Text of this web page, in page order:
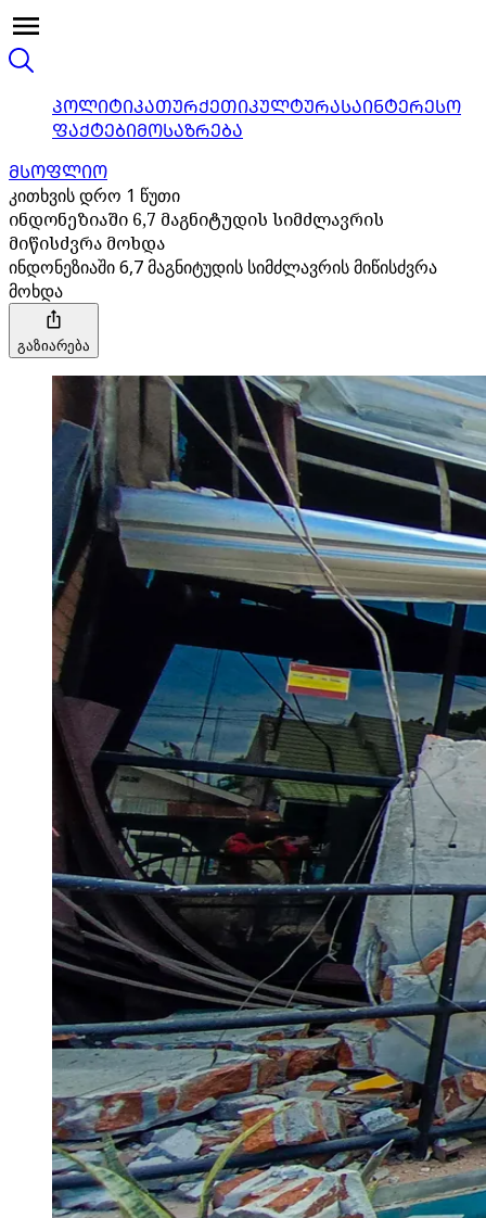
ᲞᲝᲚᲘᲢᲘᲙᲐᲗᲣᲠᲥᲔᲗᲘᲙᲣᲚᲢᲣᲠᲐᲡᲐᲘᲜᲢᲔᲠᲔᲡᲝ
ᲤᲐᲥᲢᲔᲑᲘᲛᲝᲡᲐᲖᲠᲔᲑᲐ
ᲛᲡᲝᲤᲚᲘᲝ
კითხვის დრო 1 წუთი
ინდონეზიაში 6,7 მაგნიტუდის სიმძლავრის
მიწისძვრა მოხდა
ინდონეზიაში 6,7 მაგნიტუდის სიმძლავრის მიწისძვრა
მოხდა
გაზიარება